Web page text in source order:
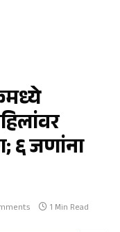
६ जणांना
1 Min Read